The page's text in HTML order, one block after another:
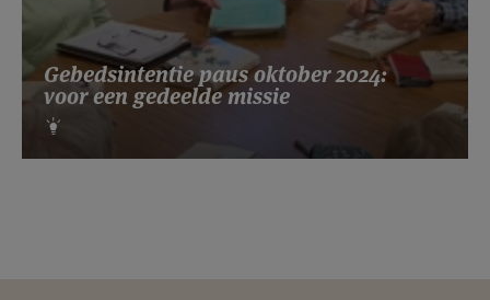
Gebedsintentie paus oktober 2024:
voor een gedeelde missie